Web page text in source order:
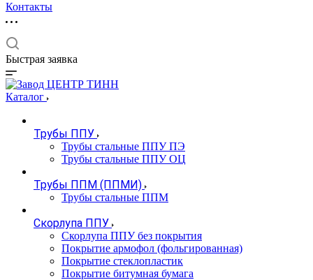
Контакты
Быстрая заявка
Каталог
Трубы ППУ
Трубы стальные ППУ ПЭ
Трубы стальные ППУ ОЦ
Трубы ППМ (ППМИ)
Трубы стальные ППМ
Скорлупа ППУ
Скорлупа ППУ без покрытия
Покрытие армофол (фольгированная)
Покрытие стеклопластик
Покрытие битумная бумага